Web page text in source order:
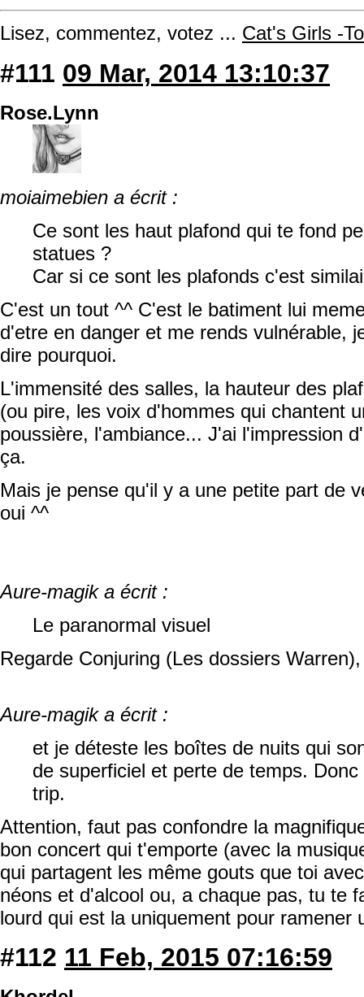
Lisez, commentez, votez ... Cat's Girls -
#111 09 Mar, 2014 13:10:37
Rose.Lynn
moiaimebien a écrit :
Ce sont les haut plafond qui te fond
statues ?
Car si ce sont les plafonds c'est
C'est un tout ^^ C'est le batiment lui
d'etre en danger et me rends vulnérable,
dire pourquoi.
L'immensité des salles, la hauteur des
(ou pire, les voix d'hommes qui chantent
poussière, l'ambiance... J'ai l'impression
ça.
Mais je pense qu'il y a une petite part de
oui ^^
Aure-magik a écrit :
Le paranormal visuel
Regarde Conjuring (Les dossiers
Aure-magik a écrit :
et je déteste les boîtes de nuits qui
de superficiel et perte de temps.
trip.
Attention, faut pas confondre la
bon concert qui t'emporte (avec la
qui partagent les même gouts que toi
néons et d'alcool ou, a chaque pas, tu te
lourd qui est la uniquement pour ramener
#112 11 Feb, 2015 07:16:59